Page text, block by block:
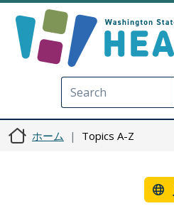
ホーム Topics A-Z